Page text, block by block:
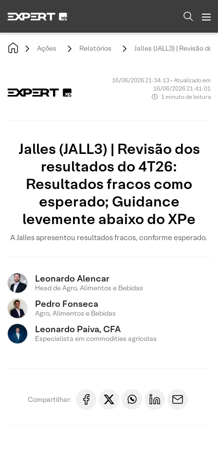
Ações Relatórios Jalles (JALL3) | Revisão
16/06/2026 21:34:13 • Atualizado em
16/06/2026 21:41:01
1 minuto de leitura
Jalles (JALL3) | Revisão dos
resultados do 4T26:
Resultados fracos como
esperado; Guidance
levemente abaixo do XPe
A Jalles apresentou resultados fracos, conforme esperado.
Leonardo Alencar
Head de Agro, Alimentos e Bebidas
Pedro Fonseca
Agro, Alimentos e Bebidas
Leonardo Paiva, CFA
Especialista em commodities agrícolas
Compartilhar: